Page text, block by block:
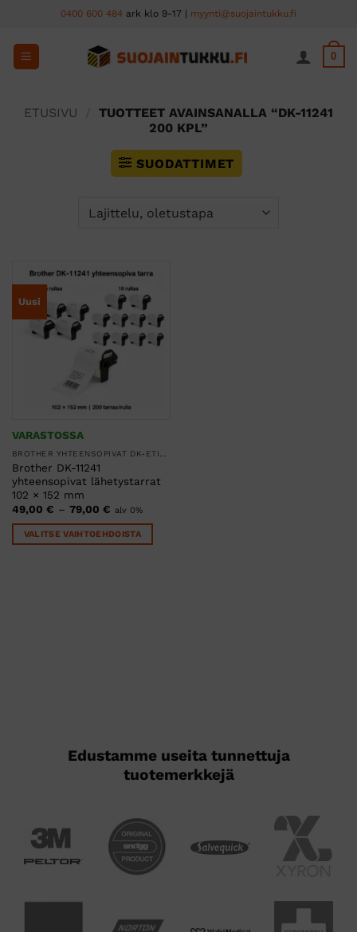
content
0400 600 484 ark klo 9-17 | myynti@suojaintukku.fi
0
ETUSIVU
TUOTTEET AVAINSANALLA “DK-11241
200 KPL”
SUODATTIMET
Uusi
VARASTOSSA
Brother DK-11241
yhteensopivat lähetystarrat
102 × 152 mm
49,00 € – 79,00 €Hintaluokka:
-
79,00 €
alv 0%
VALITSE VAIHTOEHDOISTA
Edustamme useita tunnettuja
tuotemerkkejä